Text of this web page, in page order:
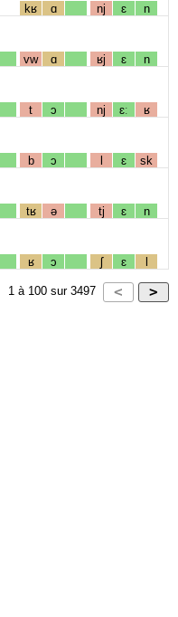
kʁ ɑ nj ɛ n
vw ɑ ʁj ɛ n
t ɔ nj ɛː ʁ
b ɔ l ɛ sk
tʁ ə tj ɛ n
ʁ ɔ ʃ ɛ l
1 à 100 sur 3497